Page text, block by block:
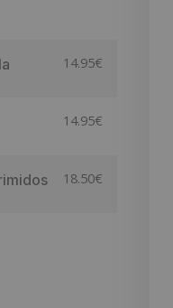
14.95€
14.95€
18.50€